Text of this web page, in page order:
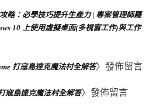
略：必學技巧提升生產力 | 專案管理師羅
10 上使用虛擬桌面(多視窗工作)與工作
打寇島達克魔法村全解答〉發佈留言
寇島達克魔法村全解答〉發佈留言